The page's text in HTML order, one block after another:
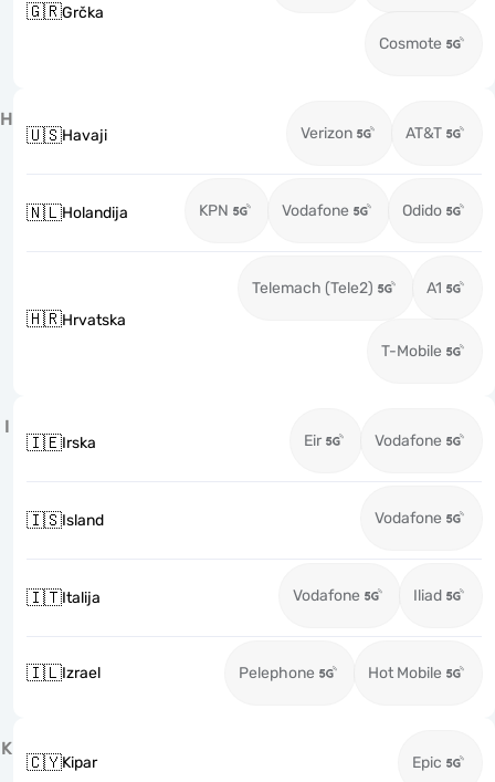
🇬🇷Grčka
Cosmote
H
🇺🇸Havaji Verizon AT&T
🇳🇱Holandija KPN Vodafone Odido
🇭🇷Hrvatska
Telemach (Tele2) A1
T-Mobile
I
🇮🇪Irska Eir Vodafone
🇮🇸Island Vodafone
🇮🇹Italija Vodafone Iliad
🇮🇱Izrael Pelephone Hot Mobile
K
🇨🇾Kipar Epic